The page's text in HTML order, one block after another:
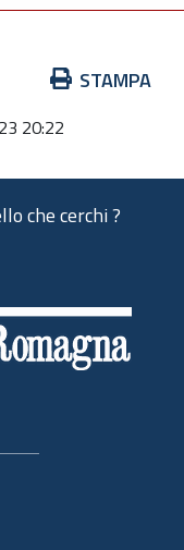
STAMPA
20:22
che cerchi ?